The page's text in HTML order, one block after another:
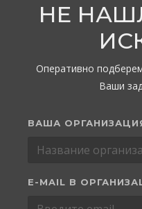
НЕ
Оперативно
Ваши
ВАША
E-MAIL В